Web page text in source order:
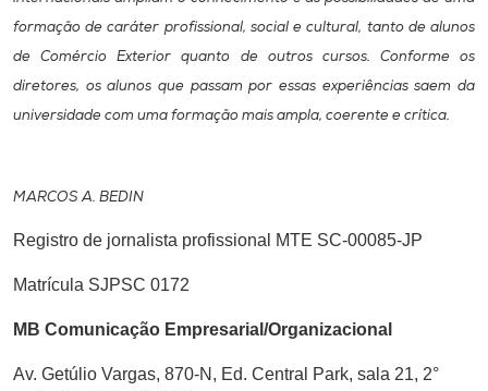
formação de caráter profissional, social e cultural, tanto de alunos
de Comércio Exterior quanto de outros cursos. Conforme os
diretores, os alunos que passam por essas experiências saem da
universidade com uma formação mais ampla, coerente e crítica.
MARCOS A. BEDIN
Registro de jornalista profissional MTE SC-00085-JP
Matrícula SJPSC 0172
MB Comunicação Empresarial/Organizacional
Av. Getúlio Vargas, 870-N, Ed. Central Park, sala 21, 2°